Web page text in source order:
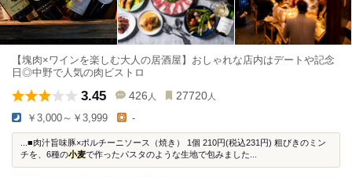
【塊肉×ワインを楽しむ大人の居酒屋】おしゃれな店内はデートや記念
日◎中野で人気の肉ビストロ
3.45 426 人 27720 人
￥3,000～￥3,999 -
...■肉汁旨味豚×ポルチーニソース（焼き） 1個 210円(税込231円) 粗びきのミン
チを、6種の小麦で作ったパスタのような生地で包みました...